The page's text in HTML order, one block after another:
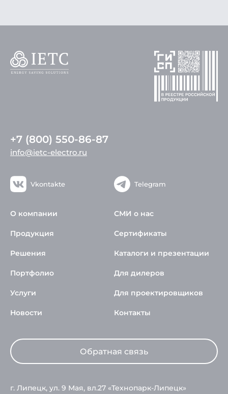
+7 (800) 550-86-87
info@ietc-electro.ru
Vkontakte Telegram
О компании
Продукция
Решения
Портфолио
Услуги
Новости
СМИ о нас
Сертификаты
Каталоги и презентации
Для дилеров
Для проектировщиков
Контакты
Обратная связь
г. Липецк, ул. 9 Мая, вл.27 «Технопарк-Липецк»